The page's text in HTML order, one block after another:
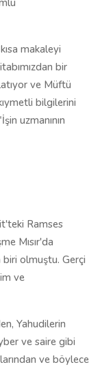
makaleyi
bir
ve Müftü
bilgilerini
uzmanının
Ramses
Mısır'da
olmuştu. Gerçi
ve
Yahudilerin
ve saire gibi
ve böylece